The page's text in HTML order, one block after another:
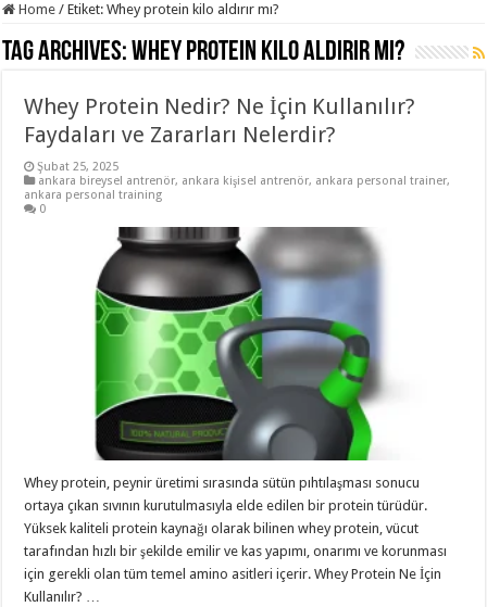
Home / Etiket:Whey protein kilo aldırır mı?
Tag Archives:Whey protein kilo aldırır mı?
Whey Protein Nedir? Ne İçin Kullanılır?
Faydaları ve Zararları Nelerdir?
Şubat 25, 2025
ankara bireysel antrenör, ankara kişisel antrenör, ankara personal trainer,
ankara personal training
0
Whey protein, peynir üretimi sırasında sütün pıhtılaşması sonucu
ortaya çıkan sıvının kurutulmasıyla elde edilen bir protein türüdür.
Yüksek kaliteli protein kaynağı olarak bilinen whey protein, vücut
tarafından hızlı bir şekilde emilir ve kas yapımı, onarımı ve korunması
için gerekli olan tüm temel amino asitleri içerir. Whey Protein Ne İçin
Kullanılır? …